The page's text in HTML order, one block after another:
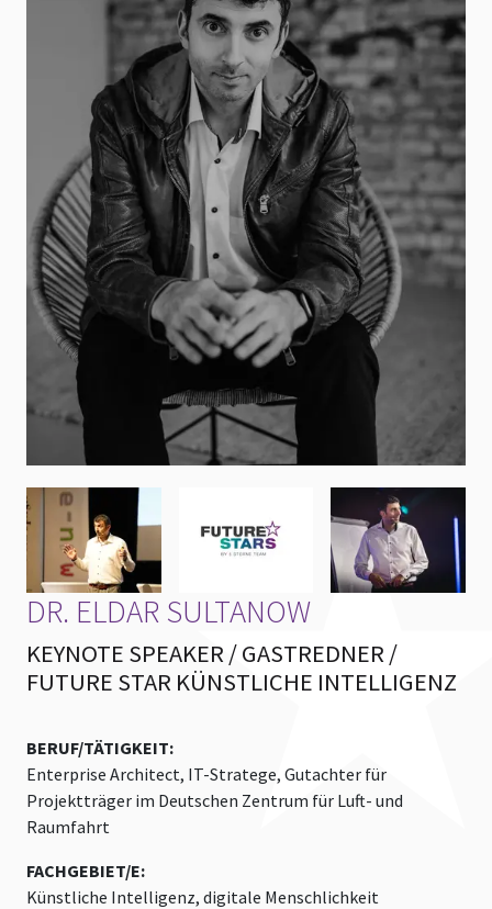
DR. ELDAR SULTANOW
KEYNOTE SPEAKER / GASTREDNER /
FUTURE STAR KÜNSTLICHE INTELLIGENZ
BERUF/TÄTIGKEIT:
Enterprise Architect, IT-Stratege, Gutachter für
Projektträger im Deutschen Zentrum für Luft- und
Raumfahrt
FACHGEBIET/E:
Künstliche Intelligenz, digitale Menschlichkeit